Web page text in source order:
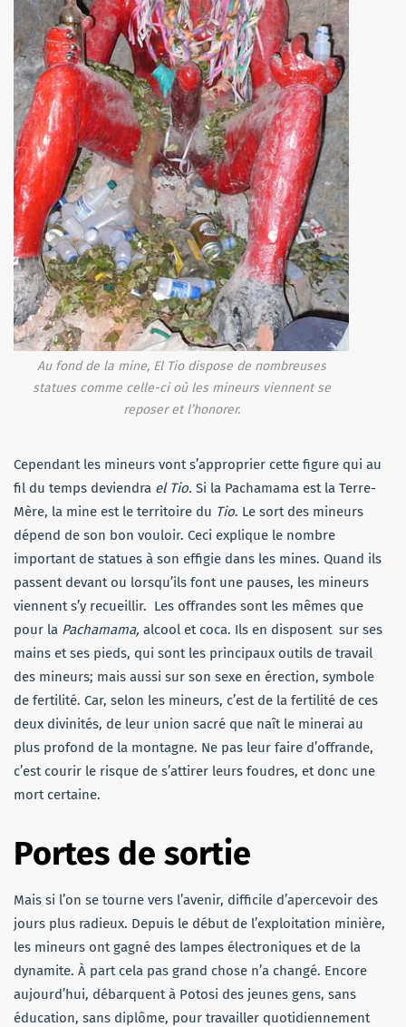
Au fond de la mine, El Tio dispose de nombreuses
statues comme celle-ci où les mineurs viennent se
reposer et l’honorer.
Cependant les mineurs vont s’approprier cette figure qui au
fil du temps deviendra el Tio. Si la Pachamama est la Terre-
Mère, la mine est le territoire du Tio. Le sort des mineurs
dépend de son bon vouloir. Ceci explique le nombre
important de statues à son effigie dans les mines. Quand ils
passent devant ou lorsqu’ils font une pauses, les mineurs
viennent s’y recueillir. Les offrandes sont les mêmes que
pour la Pachamama, alcool et coca. Ils en disposent sur ses
mains et ses pieds, qui sont les principaux outils de travail
des mineurs; mais aussi sur son sexe en érection, symbole
de fertilité. Car, selon les mineurs, c’est de la fertilité de ces
deux divinités, de leur union sacré que naît le minerai au
plus profond de la montagne. Ne pas leur faire d’offrande,
c’est courir le risque de s’attirer leurs foudres, et donc une
mort certaine.
Portes de sortie
Mais si l’on se tourne vers l’avenir, difficile d’apercevoir des
jours plus radieux. Depuis le début de l’exploitation minière,
les mineurs ont gagné des lampes électroniques et de la
dynamite. À part cela pas grand chose n’a changé. Encore
aujourd’hui, débarquent à Potosi des jeunes gens, sans
éducation, sans diplôme, pour travailler quotidiennement